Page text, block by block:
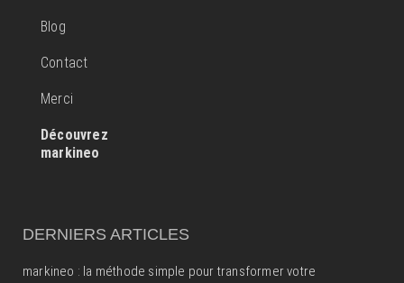
Blog
Contact
Merci
Découvrez
markineo
DERNIERS ARTICLES
markineo : la méthode simple pour transformer votre